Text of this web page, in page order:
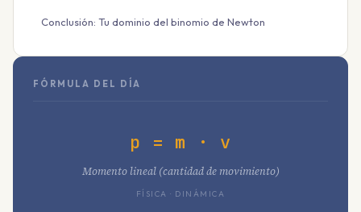
Conclusión: Tu dominio del binomio de Newton
FÓRMULA DEL DÍA
p = m · v
Momento lineal (cantidad de movimiento)
FÍSICA · DINÁMICA